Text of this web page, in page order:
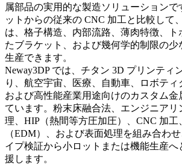
属部品の実用的な製造ソリューションで
ットからの従来の CNC 加工と比較して
は、格子構造、内部流路、薄肉特徴、
たブラケット、および幾何学的制限の少
生産できます。
Neway3DP では、 チタン 3D プリンティ
り、航空宇宙、医療、自動車、ロボティ
および高性能産業用途向けのカスタム金
ています。粉末床融合法、エンジニアリ
理、HIP（熱間等方圧加圧）、CNC 加工
（EDM）、および表面処理を組み合わ
イプ検証から小ロットまたは機能生産へ
援します。